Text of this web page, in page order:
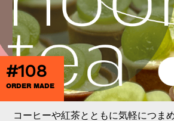
#108
ORDER MADE
コーヒーや紅茶とともに気軽につまめ